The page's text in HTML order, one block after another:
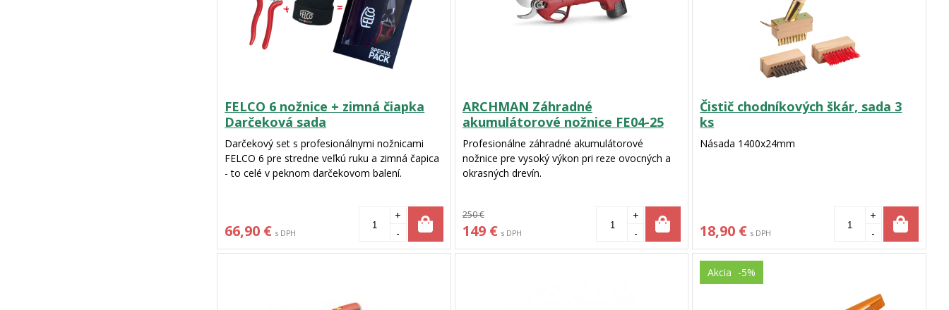
FELCO 6 nožnice + zimná čiapka
Darčeková sada
Darčekový set s profesionálnymi nožnicami
FELCO 6 pre stredne veľkú ruku a zimná čapica
- to celé v peknom darčekovom balení.
66,90 € s DPH
+
-
ARCHMAN Záhradné
akumulátorové nožnice FE04-25
Profesionálne záhradné akumulátorové
nožnice pre vysoký výkon pri reze ovocných a
okrasných drevín.
250 €
149 € s DPH
+
-
Čistič chodníkových škár, sada 3
ks
Násada 1400x24mm
18,90 € s DPH
+
-
Akcia -5%